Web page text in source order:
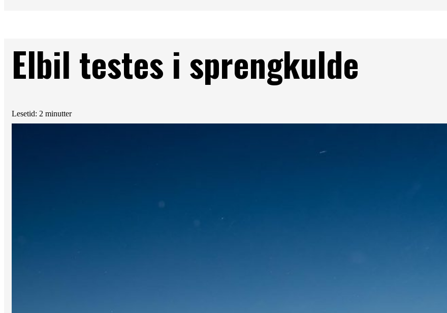
Elbil testes i sprengkulde
Lesetid: 2 minutter